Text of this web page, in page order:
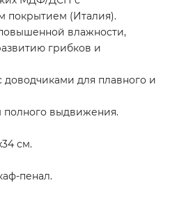
покрытием (Италия).
влажности,
грибков и
для плавного и
выдвижения.
см.
пенал.